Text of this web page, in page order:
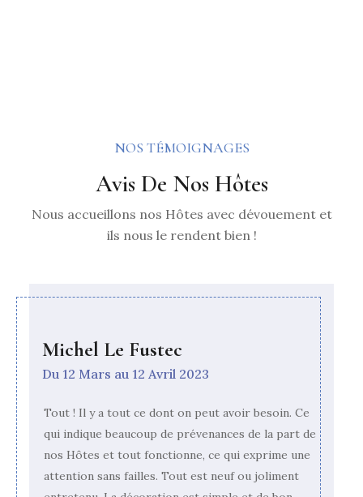
NOS TÉMOIGNAGES
Avis De Nos Hôtes
Nous accueillons nos Hôtes avec dévouement et
ils nous le rendent bien !
Michel Le Fustec
Du 12 Mars au 12 Avril 2023
Tout ! Il y a tout ce dont on peut avoir besoin. Ce
qui indique beaucoup de prévenances de la part de
nos Hôtes et tout fonctionne, ce qui exprime une
attention sans failles. Tout est neuf ou joliment